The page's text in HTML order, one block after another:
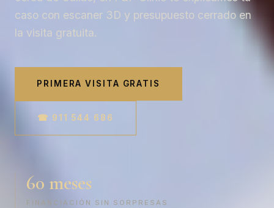
caso con escaner 3D y presupuesto cerrado en
la visita gratuita.
PRIMERA VISITA GRATIS
☎ 911 544 686
60 meses
FINANCIACIÓN SIN SORPRESAS